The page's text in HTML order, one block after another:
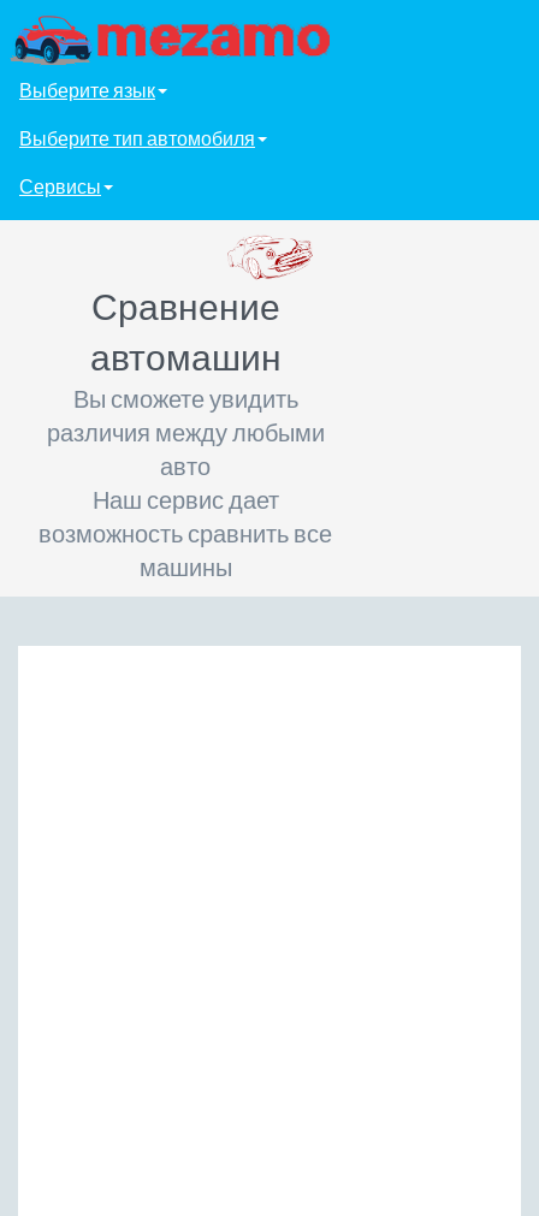
Выберите язык
Выберите тип автомобиля
Сервисы
Сравнение
автомашин
Вы сможете увидить
различия между любыми
авто
Наш сервис дает
возможность сравнить все
машины